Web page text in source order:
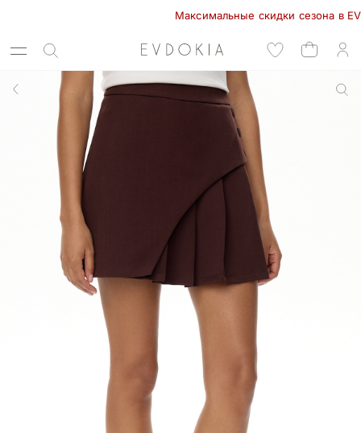
Максимальные скидки сезона в